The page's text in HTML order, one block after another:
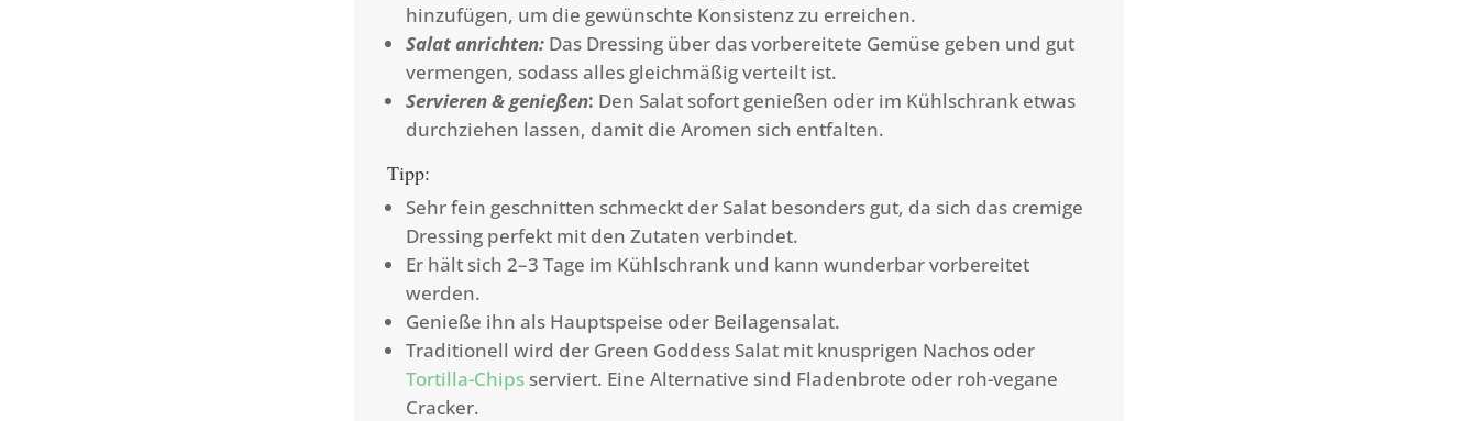
hinzufügen, um die gewünschte Konsistenz zu erreichen.
Salat anrichten: Das Dressing über das vorbereitete Gemüse geben und gut
vermengen, sodass alles gleichmäßig verteilt ist.
Servieren & genießen: Den Salat sofort genießen oder im Kühlschrank etwas
durchziehen lassen, damit die Aromen sich entfalten.
Tipp:
Sehr fein geschnitten schmeckt der Salat besonders gut, da sich das cremige
Dressing perfekt mit den Zutaten verbindet.
Er hält sich 2–3 Tage im Kühlschrank und kann wunderbar vorbereitet
werden.
Genieße ihn als Hauptspeise oder Beilagensalat.
Traditionell wird der Green Goddess Salat mit knusprigen Nachos oder
Tortilla-Chips serviert. Eine Alternative sind Fladenbrote oder roh-vegane
Cracker.